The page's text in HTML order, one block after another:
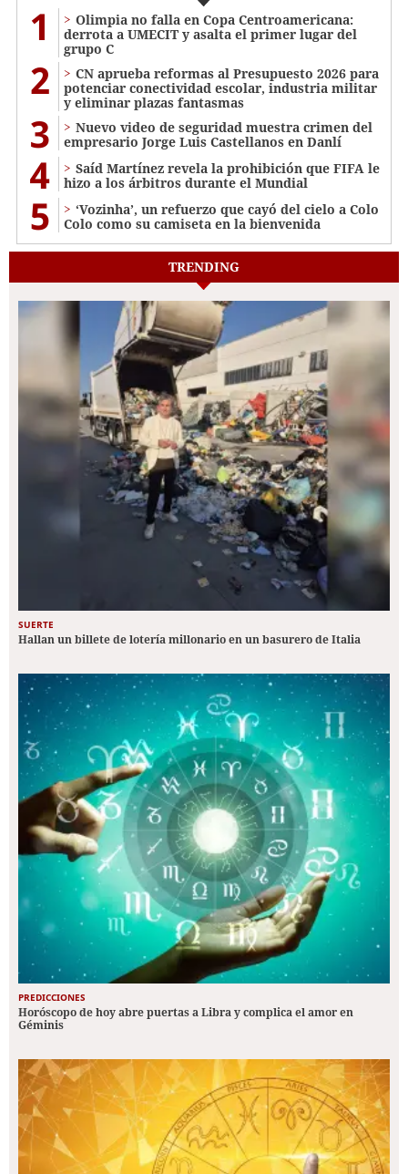
1
Olimpia no falla en Copa Centroamericana:
derrota a UMECIT y asalta el primer lugar del
grupo C
2
CN aprueba reformas al Presupuesto 2026 para
potenciar conectividad escolar, industria militar
y eliminar plazas fantasmas
3
Nuevo video de seguridad muestra crimen del
empresario Jorge Luis Castellanos en Danlí
4
Saíd Martínez revela la prohibición que FIFA le
hizo a los árbitros durante el Mundial
5
‘Vozinha’, un refuerzo que cayó del cielo a Colo
Colo como su camiseta en la bienvenida
TRENDING
SUERTE
Hallan un billete de lotería millonario en un basurero de Italia
PREDICCIONES
Horóscopo de hoy abre puertas a Libra y complica el amor en
Géminis